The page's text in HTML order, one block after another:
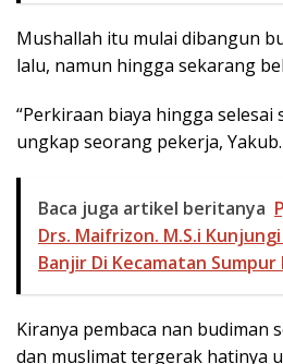
Mushallah itu mulai dibangun
lalu, namun hingga sekarang
“Perkiraan biaya hingga selesai
ungkap seorang pekerja, Yakub.
Baca juga artikel beritanya
Drs. Maifrizon. M.S.i
Banjir Di Kecamatan Sumpur
Kiranya pembaca nan budiman
dan muslimat tergerak hatinya